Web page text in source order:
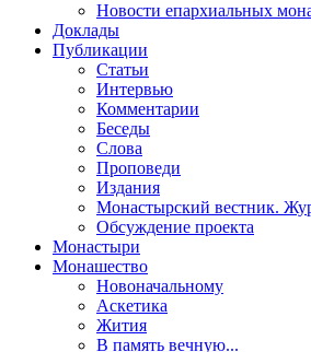
Новости епархиальных
Доклады
Публикации
Статьи
Интервью
Комментарии
Беседы
Слова
Проповеди
Издания
Монастырский вестник.
Обсуждение проекта
Монастыри
Монашество
Новоначальному
Аскетика
Жития
В память вечную...